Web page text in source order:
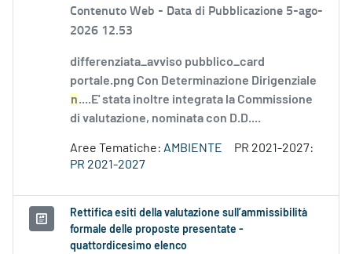
Contenuto Web - Data di Pubblicazione 5-ago-
2026 12.53
differenziata_avviso pubblico_card
portale.png Con Determinazione Dirigenziale
n....E' stata inoltre integrata la Commissione
di valutazione, nominata con D.D....
Aree Tematiche: AMBIENTE
PR 2021-2027:
PR 2021-2027
Rettifica esiti della valutazione sull’ammissibilità
formale delle proposte presentate -
quattordicesimo elenco